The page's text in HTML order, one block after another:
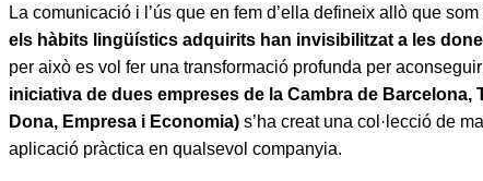
La comunicació i l’ús que en fem d’ella defineix allò que
els hàbits lingüístics adquirits han invisibilitzat a les
per això es vol fer una transformació profunda per
iniciativa de dues empreses de la Cambra de Barcelona,
Dona, Empresa i Economia) s’ha creat una col·lecció de
aplicació pràctica en qualsevol companyia.